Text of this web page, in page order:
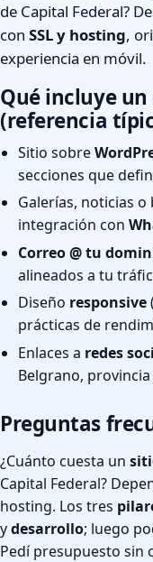
de Capital Federal?
con SSL y hosting,
experiencia en móvil.
Qué incluye
(referencia
Sitio sobre
secciones que
Galerías, noticias
integración con
Correo @ tu
alineados a tu
Diseño responsive
prácticas de
Enlaces a redes
Belgrano,
Preguntas
¿Cuánto cuesta un
Capital Federal?
hosting. Los tres
ydesarrollo; luego
Pedí presupuesto sin